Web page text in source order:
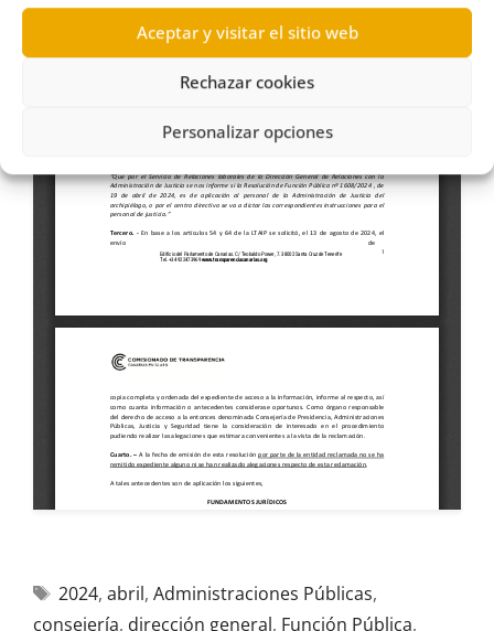
Aceptar y visitar el sitio web
Rechazar cookies
Personalizar opciones
2024, abril, Administraciones Públicas,
consejería, dirección general, Función Pública,